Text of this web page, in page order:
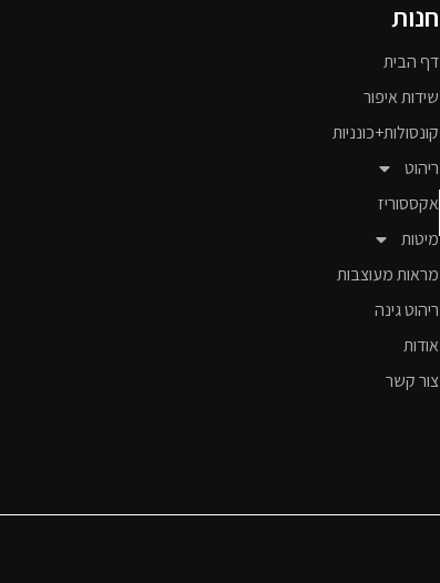
חנות
דף הבית
שידות איפור
קונסולות+כונניות
ריהוט
אקססוריז
מיטות
מראות מעוצבות
ריהוט גינה
אודות
צור קשר